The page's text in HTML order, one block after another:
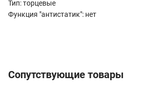
Тип: торцевые
Функция "антистатик": нет
Сопутствующие товары